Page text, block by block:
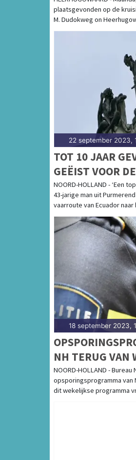
getuige van een
weten. Goed nieuws,
Als betrokken
regio. Dat snappen
bij jou thuis. Daarbij
verhalen achter het
laatste nieuws uit
plaatsgevonden op de
M. Dudokweg on
22 september 2023,
TOT 10 JAAR
GEËIST VOOR
KILO COCAÏNE IN
CORRUPTE
EN
NOORD-HOLLAND - ‘Een
43-jarige man uit
vaarroute van Ecuador naar
18 september 2023,
NH TERUG VAN
NOORD-HOLLAND -
opsporingsprogramma van
dit wekelijkse programma